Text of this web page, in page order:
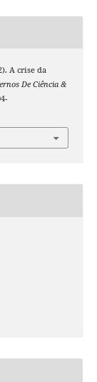
A crise da
De Ciência &